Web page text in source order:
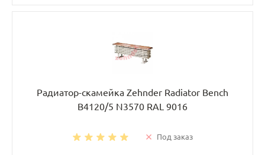
Радиатор-скамейка Zehnder Radiator Bench
B4120/5 N3570 RAL 9016
Под заказ